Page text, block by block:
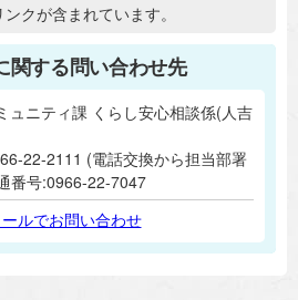
クが含まれています。
関する問い合わせ先
ュニティ課 くらし安心相談係(人吉
22-2111 (電話交換から担当部署
番号:0966-22-7047
ールでお問い合わせ